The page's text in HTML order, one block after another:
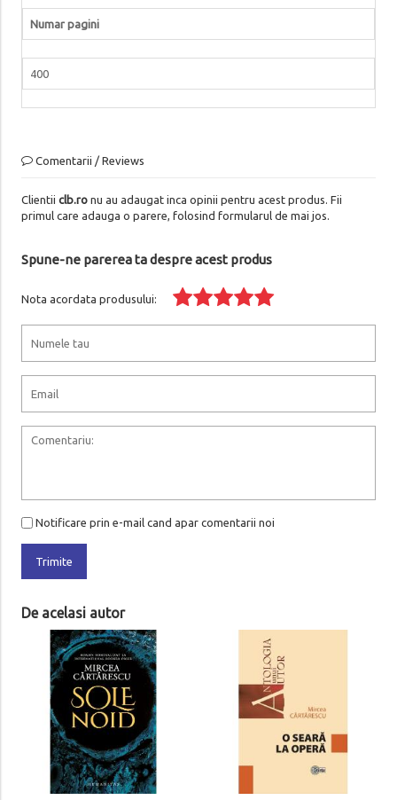
Numar pagini
400
Comentarii / Reviews
Clientii clb.ronu au adaugat inca opinii pentru acest produs. Fii
primul care adauga o parere, folosind formularul de mai jos.
Spune-ne parerea ta despre acest produs
Nota acordata produsului:
Notificare prin e-mail cand apar comentarii noi
Trimite
De acelasi autor